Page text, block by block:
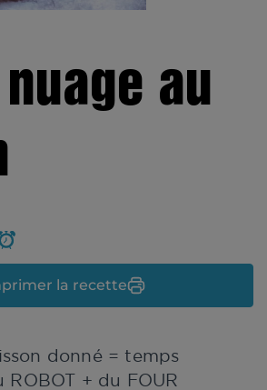
au
la recette
donné = temps
+ du FOUR